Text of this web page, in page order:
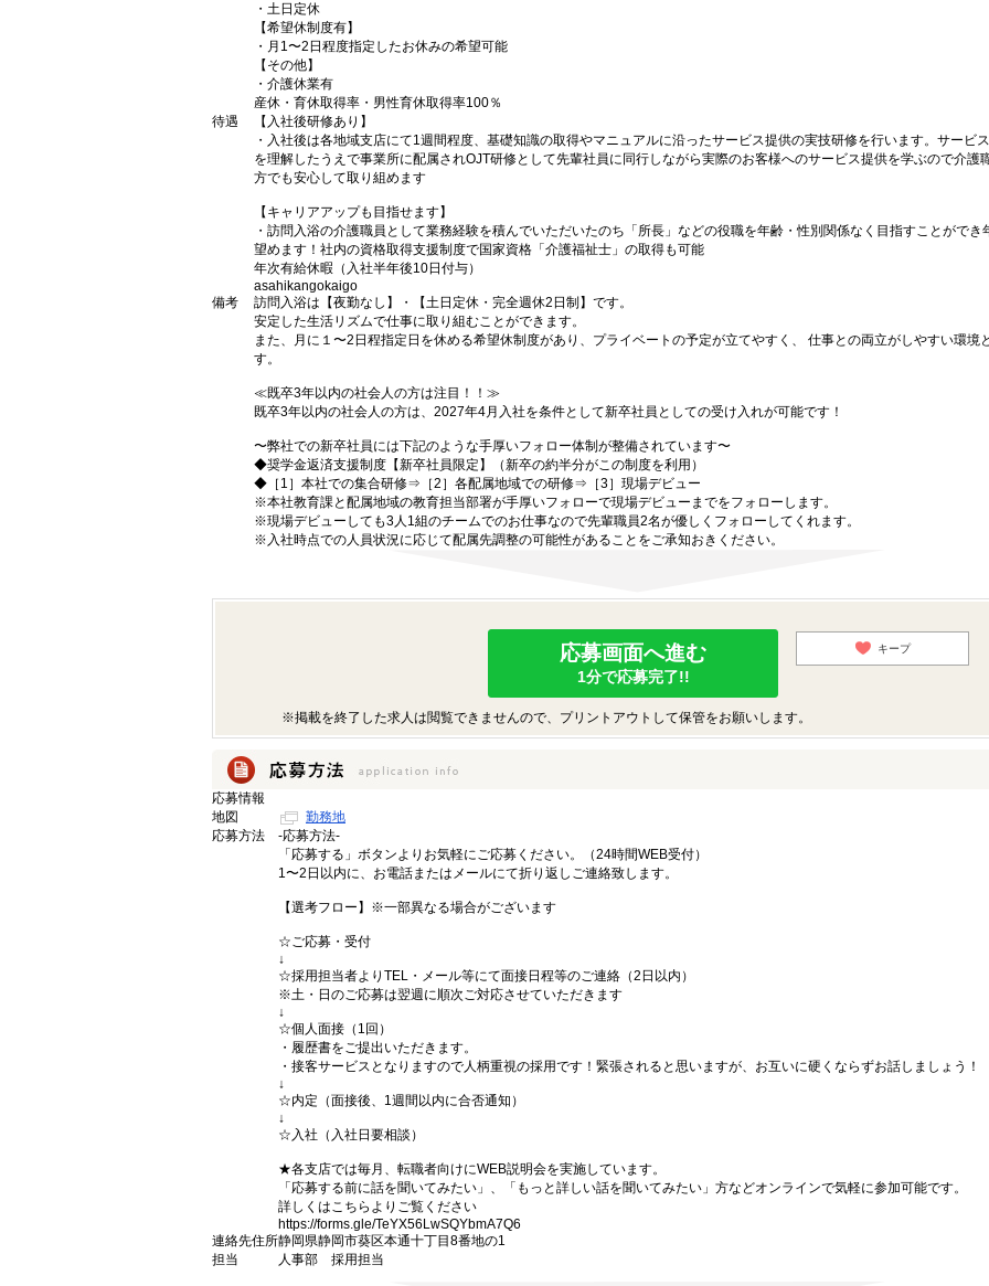
・土日定休
【希望休制度有】
・月1〜2日程度指定したお休みの希望可能
【その他】
・介護休業有
産休・育休取得率・男性育休取得率100％
待遇
【入社後研修あり】
・入社後は各地域支店にて1週間程度、基礎知識の取得やマニュアルに沿ったサービス提供の実技研修を行います。サービ
を理解したうえで事業所に配属されOJT研修として先輩社員に同行しながら実際のお客様へのサービス提供を学ぶので介護
方でも安心して取り組めます
【キャリアアップも目指せます】
・訪問入浴の介護職員として業務経験を積んでいただいたのち「所長」などの役職を年齢・性別関係なく目指すことができ
望めます！社内の資格取得支援制度で国家資格「介護福祉士」の取得も可能
年次有給休暇（入社半年後10日付与）
asahikangokaigo
備考
訪問入浴は【夜勤なし】・【土日定休・完全週休2日制】です。
安定した生活リズムで仕事に取り組むことができます。
また、月に１〜2日程指定日を休める希望休制度があり、プライベートの予定が立てやすく、 仕事との両立がしやすい環境
す。
≪既卒3年以内の社会人の方は注目！！≫
既卒3年以内の社会人の方は、2027年4月入社を条件として新卒社員としての受け入れが可能です！
〜弊社での新卒社員には下記のような手厚いフォロー体制が整備されています〜
◆奨学金返済支援制度【新卒社員限定】（新卒の約半分がこの制度を利用）
◆［1］本社での集合研修⇒［2］各配属地域での研修⇒［3］現場デビュー
※本社教育課と配属地域の教育担当部署が手厚いフォローで現場デビューまでをフォローします。
※現場デビューしても3人1組のチームでのお仕事なので先輩職員2名が優しくフォローしてくれます。
※入社時点での人員状況に応じて配属先調整の可能性があることをご承知おきください。
応募画面へ進む
1分で応募完了!!
キープ
※掲載を終了した求人は閲覧できませんので、プリントアウトして保管をお願いします。
応募情報
地図
勤務地
応募方法
-応募方法-
「応募する」ボタンよりお気軽にご応募ください。（24時間WEB受付）
1〜2日以内に、お電話またはメールにて折り返しご連絡致します。
【選考フロー】※一部異なる場合がございます
☆ご応募・受付
↓
☆採用担当者よりTEL・メール等にて面接日程等のご連絡（2日以内）
※土・日のご応募は翌週に順次ご対応させていただきます
↓
☆個人面接（1回）
・履歴書をご提出いただきます。
・接客サービスとなりますので人柄重視の採用です！緊張されると思いますが、お互いに硬くならずお話しましょう！
↓
☆内定（面接後、1週間以内に合否通知）
↓
☆入社（入社日要相談）
★各支店では毎月、転職者向けにWEB説明会を実施しています。
「応募する前に話を聞いてみたい」、「もっと詳しい話を聞いてみたい」方などオンラインで気軽に参加可能です。
詳しくはこちらよりご覧ください
https://forms.gle/TeYX56LwSQYbmA7Q6
連絡先住所静岡県静岡市葵区本通十丁目8番地の1
担当
人事部 採用担当